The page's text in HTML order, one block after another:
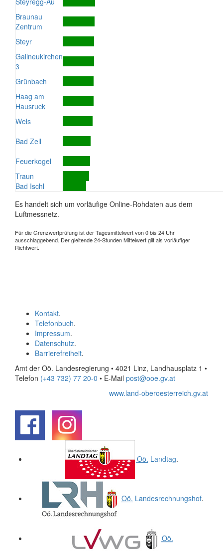
Braunau
Zentrum
Steyr
Gallneukirchen
3
Grünbach
Haag am
Hausruck
Wels
Bad Zell
Feuerkogel
Traun
Bad Ischl
Es handelt sich um vorläufige Online-Rohdaten aus dem
Luftmessnetz.
Für die Grenzwertprüfung ist der Tagesmittelwert von 0 bis 24 Uhr
ausschlaggebend. Der gleitende 24-Stunden Mittelwert gilt als vorläufiger
Richtwert.
Kontakt.
Telefonbuch.
Impressum.
Datenschutz.
Barrierefreiheit.
Amt der Oö. Landesregierung • 4021 Linz, Landhausplatz 1 •
Telefon (+43 732) 77 20-0 • E-Mail post@ooe.gv.at
www.land-oberoesterreich.gv.at
Oö. Landtag.
Oö. Landesrechnungshof.
Oö.